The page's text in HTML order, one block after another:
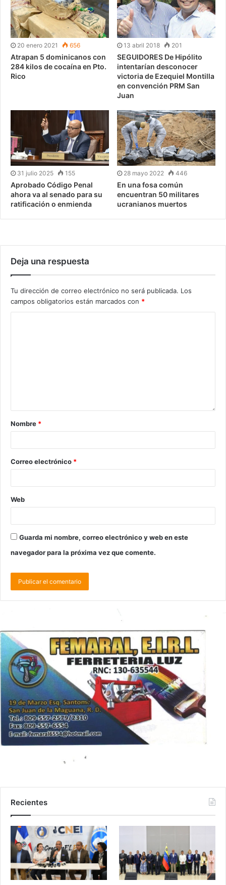
20 enero 2021 656
Atrapan 5 dominicanos con
284 kilos de cocaína en Pto.
Rico
13 abril 2018 201
SEGUIDORES De Hipólito
intentarían desconocer
victoria de Ezequiel Montilla
en convención PRM San
Juan
31 julio 2025 155
Aprobado Código Penal
ahora va al senado para su
ratificación o enmienda
28 mayo 2022 446
En una fosa común
encuentran 50 militares
ucranianos muertos
Deja una respuesta
Tu dirección de correo electrónico no será publicada. Los
campos obligatorios están marcados con *
Nombre *
Correo electrónico *
Web
Guarda mi nombre, correo electrónico y web en este
navegador para la próxima vez que comente.
Recientes